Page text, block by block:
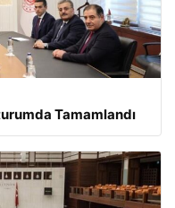
Tamamlandı